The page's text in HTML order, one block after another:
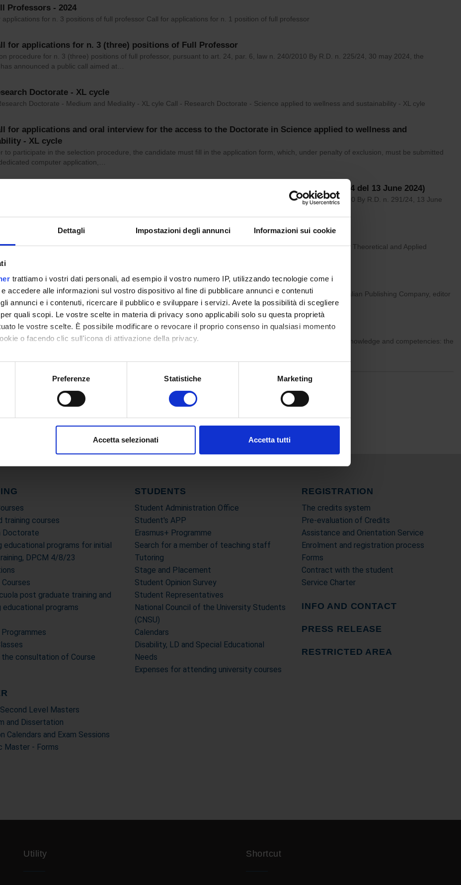
Dettagli Impostazioni degli annunci Informazioni sui cookie
trattiamo i vostri dati personali, ad esempio il vostro numero IP, utilizzando tecnologie come i
accedere alle informazioni sul vostro dispositivo al fine di pubblicare annunci e contenuti
annunci e i contenuti, ricercare il pubblico e sviluppare i servizi. Avete la possibilità di scegliere
quali scopi. Le vostre scelte in materia di privacy sono applicabili solo su questa proprietà
le vostre scelte. È possibile modificare o revocare il proprio consenso in qualsiasi momento
o facendo clic sull'icona di attivazione della privacy.
anche:
sulla tua posizione geografica, con un'approssimazione di qualche metro,
consenso in qualsiasi momento dalla Dichiarazione sui cookie.
Preferenze Statistiche Marketing
Accetta selezionati Accetta tutti
Professors - 2024
applications for n. 3 positions of full professor Call for applications for n. 1 position of full professor
for applications for n. 3 (three) positions of Full Professor
procedure for n. 3 (three) positions of full professor, pursuant to art. 24, par. 6, law n. 240/2010 By R.D. n. 225/24, 30 may 2024, the
announced a public call aimed at…
Doctorate - XL cycle
Doctorate - Medium and Mediality - XL cyle Call - Research Doctorate - Science applied to wellness and sustainability - XL cyle
for applications and oral interview for the access to the Doctorate in Science applied to wellness and
- XL cycle
to participate in the selection procedure, the candidate must fill in the application form, which, under penalty of exclusion, must be submitted
computer application,…
for applications for n. 23 (twenty-three) positions of Associate Professor (R.D. n. 291/24 del 13 June 2024)
procedure for n. 23 (twenty-three) positions of Associate Professor, pursuant to art. 18, par. 1, law n. 240/2010 By R.D. n. 291/24, 13 June
ACADEMIC SENATE
Siviero (Rector) Prof. Lorenza Lei (Deputy Pro-Rector) Prof. Marco Arnesano (Director of the Department of Theoretical and Applied
Panorama Academy
Panorama Academy 1st Level Academic Master EXECUTIVE BOARD Maurizio Belpietro President of the Italian Publishing Company, editor
and La Verità. Massimo de’ Manzoni…
and web Journalism
web Journalism 1st Level Academic Master OBJECTIVES The aim of the Master is to provide the following knowledge and competencies: the
Search results 2971 until 2980 of 3022
295 296 297 302 >
training courses
Doctorate
educational programs for initial
DPCM 4/8/23
Courses
post graduate training and
educational programs
the consultation of Course
Level Masters
and Dissertation
Calendars and Exam Sessions
Master - Forms
STUDENTS
Student Administration Office
Student's APP
Erasmus+ Programme
Search for a member of teaching staff
Tutoring
Stage and Placement
Student Opinion Survey
Student Representatives
National Council of the University Students
(CNSU)
Calendars
Disability, LD and Special Educational
Needs
Expenses for attending university courses
REGISTRATION
The credits system
Pre-evaluation of Credits
Assistance and Orientation Service
Enrolment and registration process
Forms
Contract with the student
Service Charter
INFO AND CONTACT
PRESS RELEASE
RESTRICTED AREA
Utility Shortcut